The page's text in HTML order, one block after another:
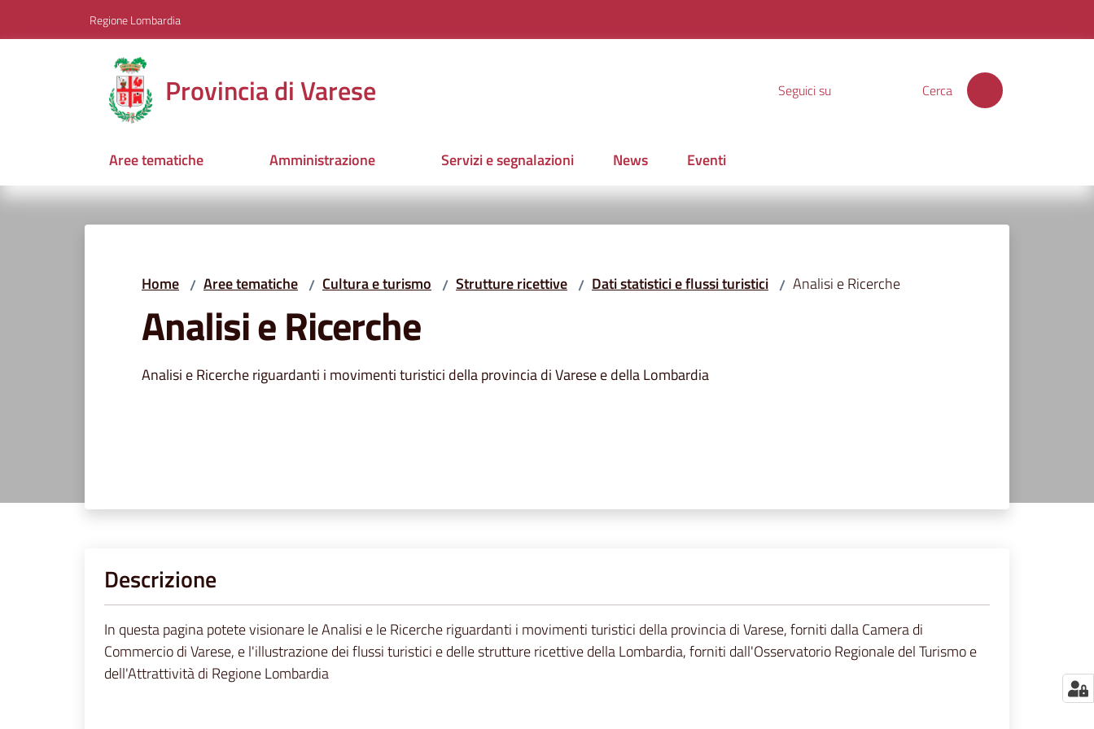
Regione Lombardia
Provincia di Varese Seguici su Cerca
Aree tematiche Amministrazione Servizi e segnalazioni News Eventi
Home / Aree tematiche / Cultura e turismo / Strutture ricettive / Dati statistici e flussi turistici / Analisi e Ricerche
Analisi e Ricerche
Analisi e Ricerche riguardanti i movimenti turistici della provincia di Varese e della Lombardia
Descrizione
In questa pagina potete visionare le Analisi e le Ricerche riguardanti i movimenti turistici della provincia di Varese, forniti dalla Camera di
Commercio di Varese, e l'illustrazione dei flussi turistici e delle strutture ricettive della Lombardia, forniti dall'Osservatorio Regionale del Turismo e
dell'Attrattività di Regione Lombardia